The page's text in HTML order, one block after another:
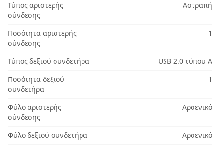
Τύπος αριστερής
σύνδεσης
Αστραπή
Ποσότητα αριστερής
σύνδεσης
1
Τύπος δεξιού συνδετήρα
USB 2.0 τύπου A
Ποσότητα δεξιού
συνδετήρα
1
Φύλο αριστερής
σύνδεσης
Αρσενικό
Φύλο δεξιού συνδετήρα Αρσενικό